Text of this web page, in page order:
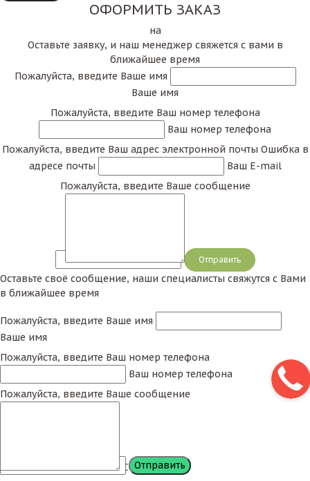
ОФОРМИТЬ ЗАКАЗ
на
Оставьте заявку, и наш менеджер свяжется с вами в
ближайшее время
Пожалуйста, введите Ваше имя
Ваше имя
Пожалуйста, введите Ваш номер телефона
Ваш номер телефона
Пожалуйста, введите Ваш адрес электронной почты Ошибка в
адресе почты
Ваш E-mail
Пожалуйста, введите Ваше сообщение
Сообщение
Оставьте своё сообщение, наши специалисты свяжутся с Вами
в ближайшее время
Пожалуйста, введите Ваше имя
Ваше имя
Пожалуйста, введите Ваш номер телефона
Ваш номер телефона
Пожалуйста, введите Ваше сообщение
Сообщение